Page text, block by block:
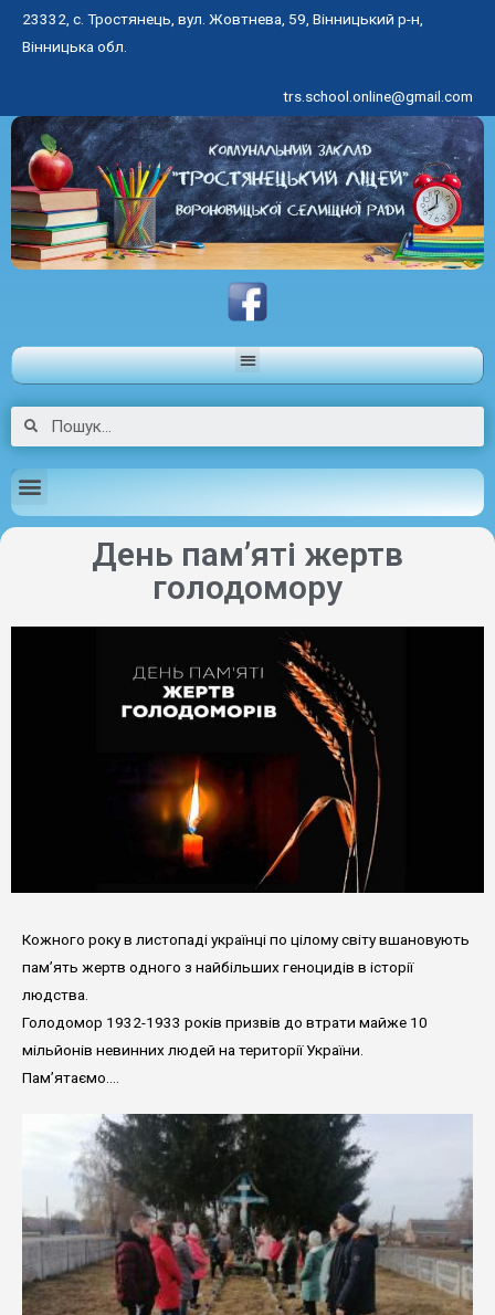
23332, с. Тростянець, вул. Жовтнева, 59, Вінницький р-н,
Вінницька обл.
trs.school.online@gmail.com
День пам’яті жертв
голодомору
Кожного року в листопаді українці по цілому світу вшановують
пам’ять жертв одного з найбільших геноцидів в історії
людства.
Голодомор 1932-1933 років призвів до втрати майже 10
мільйонів невинних людей на території України.
Пам’ятаємо….